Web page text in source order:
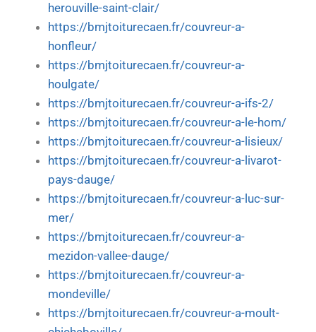
herouville-saint-clair/
https://bmjtoiturecaen.fr/couvreur-a-
honfleur/
https://bmjtoiturecaen.fr/couvreur-a-
houlgate/
https://bmjtoiturecaen.fr/couvreur-a-ifs-2/
https://bmjtoiturecaen.fr/couvreur-a-le-hom/
https://bmjtoiturecaen.fr/couvreur-a-lisieux/
https://bmjtoiturecaen.fr/couvreur-a-livarot-
pays-dauge/
https://bmjtoiturecaen.fr/couvreur-a-luc-sur-
mer/
https://bmjtoiturecaen.fr/couvreur-a-
mezidon-vallee-dauge/
https://bmjtoiturecaen.fr/couvreur-a-
mondeville/
https://bmjtoiturecaen.fr/couvreur-a-moult-